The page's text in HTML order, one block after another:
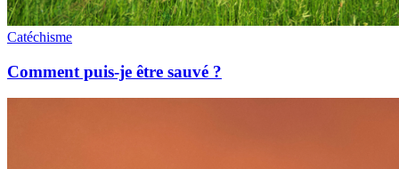
Catéchisme
Comment puis-je être sauvé ?